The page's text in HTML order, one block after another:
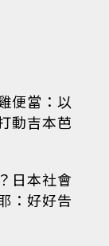
便當：以
動吉本芭
日本社會
：好好告